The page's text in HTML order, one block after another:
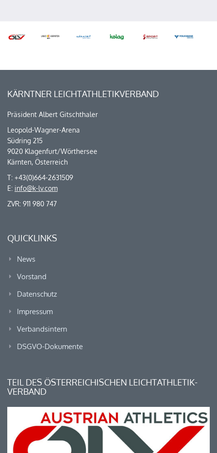
KÄRNTNER LEICHTATHLETIKVERBAND
Präsident Albert Gitschthaler
Leopold-Wagner-Arena
Südring 215
9020 Klagenfurt/Wörthersee
Kärnten, Österreich
T: +43(0)664-2631509
E: info@k-lv.com
ZVR: 911 980 747
QUICKLINKS
News
Vorstand
Datenschutz
Impressum
Verbandsintern
DSGVO-Dokumente
TEIL DES ÖSTERREICHISCHEN LEICHTATHLETIK-
VERBAND